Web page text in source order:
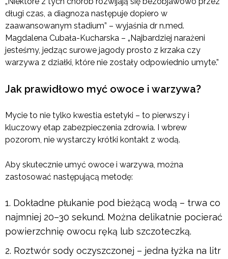
długi czas, a diagnoza następuje dopiero w
zaawansowanym stadium” – wyjaśnia dr n.med.
Magdalena Cubała-Kucharska – „Najbardziej narażeni
jesteśmy, jedząc surowe jagody prosto z krzaka czy
warzywa z działki, które nie zostały odpowiednio umyte.”
Jak prawidłowo myć owoce i warzywa?
Mycie to nie tylko kwestia estetyki – to pierwszy i
kluczowy etap zabezpieczenia zdrowia. I wbrew
pozorom, nie wystarczy krótki kontakt z wodą.
Aby skutecznie umyć owoce i warzywa, można
zastosować następującą metodę:
Dokładne płukanie pod bieżącą wodą – trwa co
najmniej 20–30 sekund. Można delikatnie pocierać
powierzchnię owocu ręką lub szczoteczką.
Roztwór sody oczyszczonej – jedna łyżka na litr